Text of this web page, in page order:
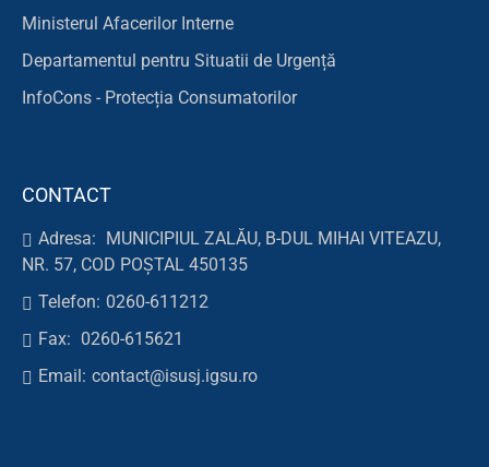
Ministerul Afacerilor Interne
Departamentul pentru Situatii de Urgență
InfoCons - Protecția Consumatorilor
CONTACT
Adresa:
MUNICIPIUL ZALĂU, B-DUL MIHAI VITEAZU,
NR. 57, COD POȘTAL 450135
Telefon: 0260-611212
Fax: 0260-615621
Email: contact@isusj.igsu.ro